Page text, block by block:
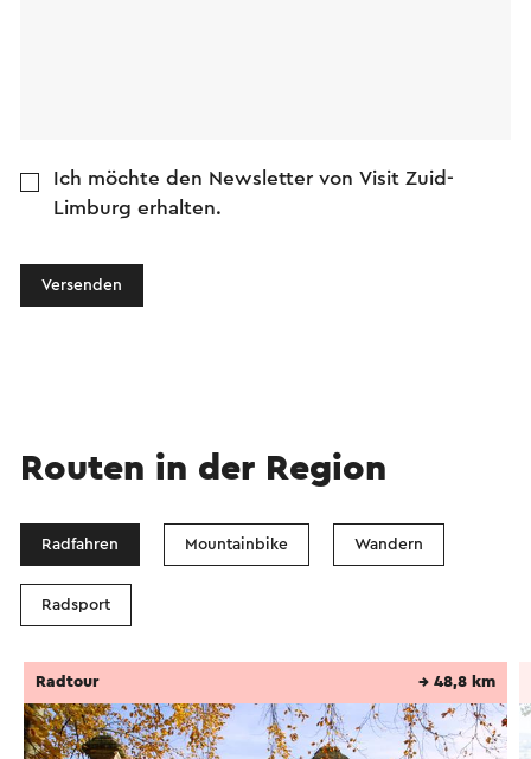
Ich möchte den Newsletter von Visit Zuid-
Limburg erhalten.
Versenden
Routen in der Region
Radfahren Mountainbike Wandern
Radsport
Radtour → 48,8 km